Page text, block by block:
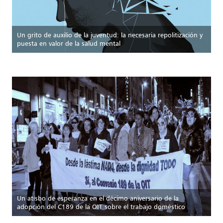
Un grito de auxilio de la juventud: la necesaria repolitización y
puesta en valor de la salud mental
Un atisbo de esperanza en el décimo aniversario de la
adopción del C189 de la OIT sobre el trabajo doméstico